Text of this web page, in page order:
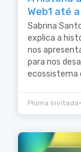
Web1 até
Sabrina
explica a
nos
para nos
ecossistema
Pluma Invitada•